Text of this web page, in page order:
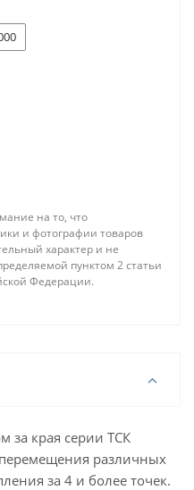
на то, что
и фотографии товаров
характер и не
пунктом 2 статьи
Федерации.
за края серии ТСК
различных
за 4 и более точек.